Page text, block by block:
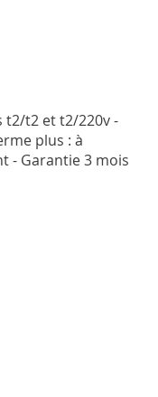
t2/t2 et t2/220v -
plus : à
- Garantie 3 mois